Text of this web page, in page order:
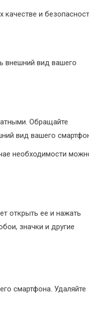
качестве и
внешний вид вашего
Обращайте
вид вашего
необходимости
открыть ее и нажать
значки и другие
смартфона. Удаляйте